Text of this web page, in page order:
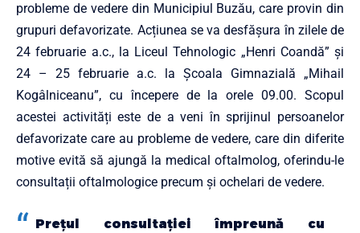
probleme de vedere din Municipiul Buzău, care provin din
grupuri defavorizate. Acțiunea se va desfășura în zilele de
24 februarie a.c., la Liceul Tehnologic „Henri Coandă” și
24 – 25 februarie a.c. la Școala Gimnazială „Mihail
Kogâlniceanu”, cu începere de la orele 09.00. Scopul
acestei activități este de a veni în sprijinul persoanelor
defavorizate care au probleme de vedere, care din diferite
motive evită să ajungă la medical oftalmolog, oferindu-le
consultații oftalmologice precum și ochelari de vedere.
Prețul consultației împreună cu